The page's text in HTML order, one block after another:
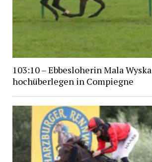
103:10 – Ebbesloherin Mala Wyska
hochüberlegen in Compiegne